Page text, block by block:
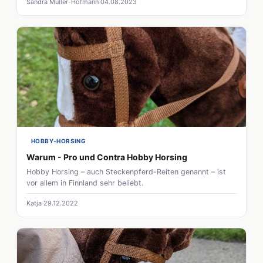
Sandra Müller-Hofmann 04.08.2023
HOBBY-HORSING
Warum - Pro und Contra Hobby Horsing
Hobby Horsing – auch Steckenpferd-Reiten genannt – ist
vor allem in Finnland sehr beliebt.
Katja 29.12.2022